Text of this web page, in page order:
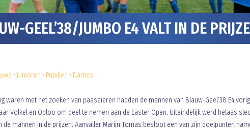
GEEL’38/JUMBO E4 VALT IN DE
• Junioren • Pupillen • Dames
waren met het zoeken van paaseieren hadden de mannen van Blauw-Geel’38 E4
Volkel en Oploo om deel te nemen aan de Easter Open. Uiteindelijk werd helaas
mannen in de prijzen. Aanvaller Marijn Tomas besloot een van zijn doelpunten